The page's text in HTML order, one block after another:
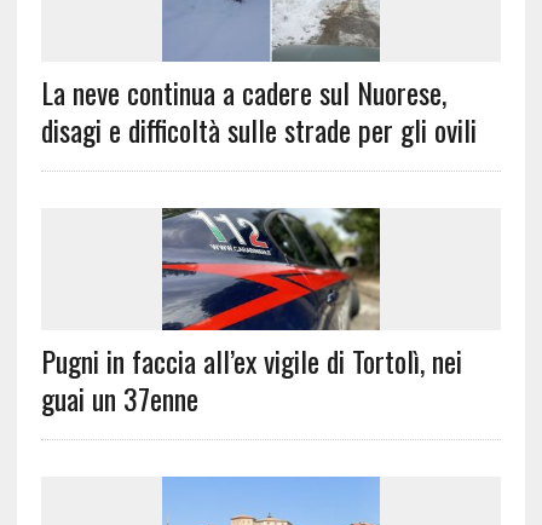
La neve continua a cadere sul Nuorese,
disagi e difficoltà sulle strade per gli ovili
Pugni in faccia all’ex vigile di Tortolì, nei
guai un 37enne